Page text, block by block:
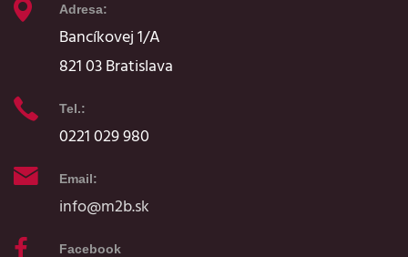
Adresa:
Bancíkovej 1/A
821 03 Bratislava
Tel.:
0221 029 980
Email:
info@m2b.sk
Facebook